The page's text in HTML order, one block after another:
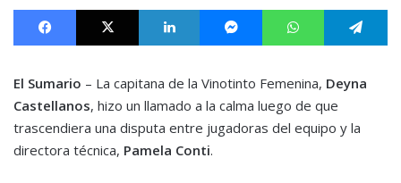
Facebook X LinkedIn MessengerWhatsApp
El Sumario – La capitana de la Vinotinto Femenina, Deyna
Castellanos, hizo un llamado a la calma luego de que
trascendiera una disputa entre jugadoras del equipo y la
directora técnica, Pamela Conti.